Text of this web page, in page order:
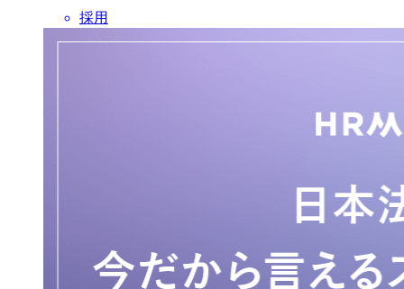
採用